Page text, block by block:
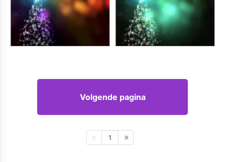
Volgende pagina
1